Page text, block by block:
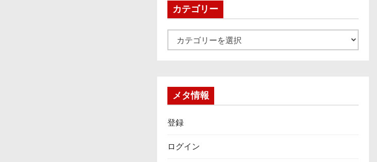
ブカテゴリー
テ
メタ情報
登録
ログイン